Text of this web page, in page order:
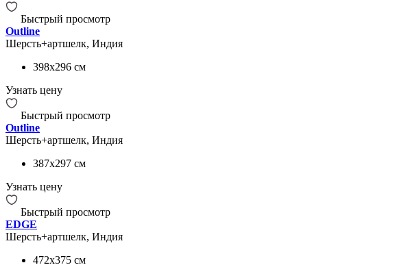
Быстрый просмотр
Outline
Шерсть+артшелк, Индия
398x296 см
Узнать цену
Быстрый просмотр
Outline
Шерсть+артшелк, Индия
387x297 см
Узнать цену
Быстрый просмотр
EDGE
Шерсть+артшелк, Индия
472x375 см